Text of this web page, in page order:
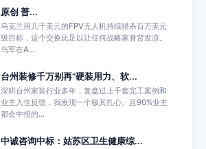
原创 普...
乌克兰用几千美元的FPV无人机持续猎杀百万美元
级目标，这个交换比足以让任何战略家脊背发凉。
乌军在A...
台州装修千万别再“硬装用力、软...
深耕台州家装行业多年，复盘过上千套完工案例和
业主入住反馈，我发现一个极其扎心、且90%业主
都会中招的...
中诚咨询中标：姑苏区卫生健康综...